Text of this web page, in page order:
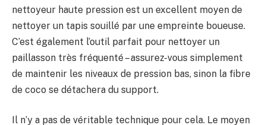
nettoyeur haute pression est un excellent moyen de
nettoyer un tapis souillé par une empreinte boueuse.
C’est également l’outil parfait pour nettoyer un
paillasson très fréquenté – assurez-vous simplement
de maintenir les niveaux de pression bas, sinon la fibre
de coco se détachera du support.
Il n’y a pas de véritable technique pour cela. Le moyen